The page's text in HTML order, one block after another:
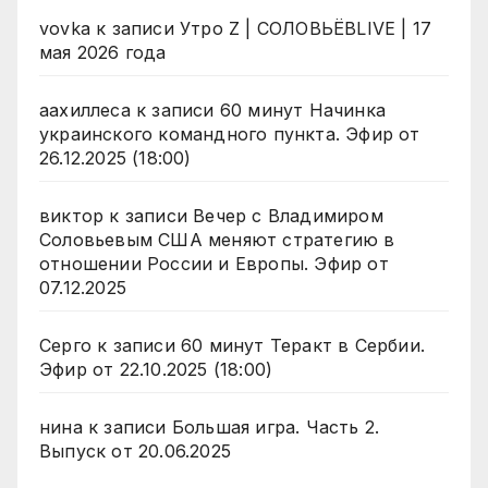
vovka к записи Утро Z | СОЛОВЬЁВLIVE | 17
мая 2026 года
аахиллесак записи 60 минут Начинка
украинского командного пункта. Эфир от
26.12.2025 (18:00)
виктор к записи Вечер с Владимиром
Соловьевым США меняют стратегию в
отношении России и Европы. Эфир от
07.12.2025
Серго к записи 60 минут Теракт в Сербии.
Эфир от 22.10.2025 (18:00)
нинак записи Большая игра. Часть 2.
Выпуск от 20.06.2025